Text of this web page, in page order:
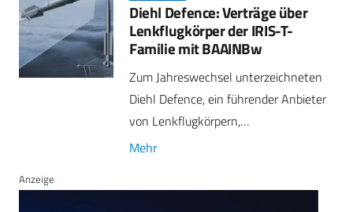
Diehl Defence: Verträge über
Lenkflugkörper der IRIS-T-
Familie mit BAAINBw
Zum Jahreswechsel unterzeichneten
Diehl Defence, ein führender Anbieter
von Lenkflugkörpern,…
Mehr
Anzeige